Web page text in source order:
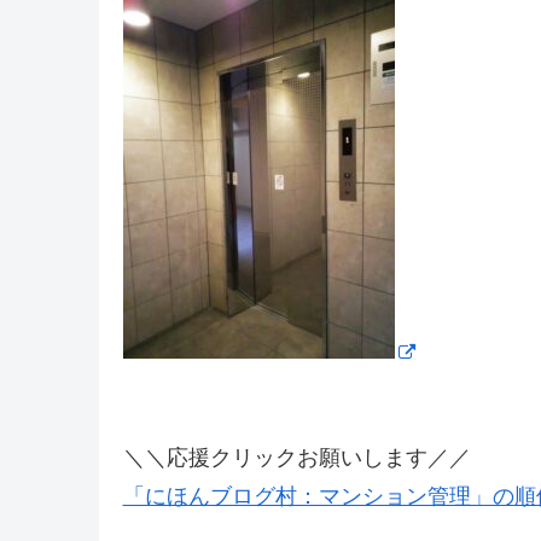
＼＼応援クリックお願いします／／
「にほんブログ村：マンション管理」の順